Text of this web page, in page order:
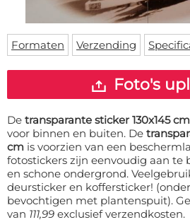
Vloermat
Skateboard deck
Levertijden
Inloggen
WhatsApp
Formaten Verzending
Foto's
De transparante sticker 130x145 cm
voor binnen en buiten. De
cm is voorzien van een
fotostickers zijn eenvoudig aan te
en schone ondergrond.
deursticker en koffersticker!
bevochtigen met plantenspuit).
van 111,99 exclusief verzendkosten.